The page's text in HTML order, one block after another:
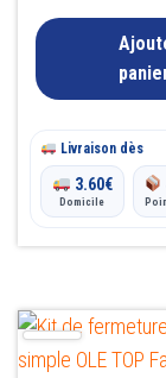
Livraison dès
3.60€
Domicile
Ce
produit